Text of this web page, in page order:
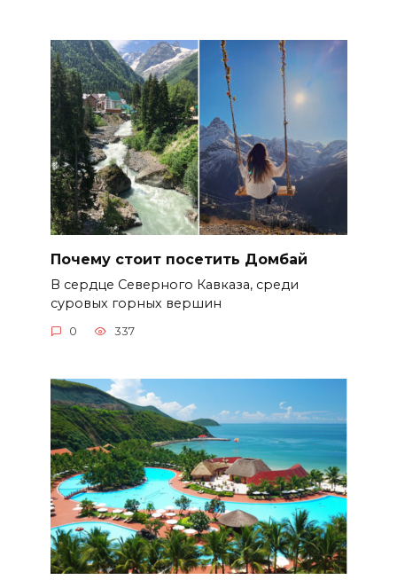
Почему стоит посетить Домбай
В сердце Северного Кавказа, среди
суровых горных вершин
0 337